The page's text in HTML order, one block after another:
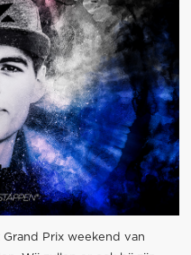
Prix weekend van